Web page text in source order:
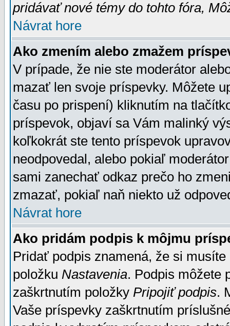
pridávať nové témy do tohto fóra,
Návrat hore
Ako zmením alebo zmažem
V prípade, že nie ste moderátor
mazať len svoje príspevky. Môžete
času po prispení) kliknutím na
príspevok, objaví sa Vám malinký
koľkokrát ste tento príspevok
neodpovedal, alebo pokiaľ
sami zanechať odkaz prečo ho
zmazať, pokiaľ naň niekto už
Návrat hore
Ako pridám podpis k môjmu
Pridať podpis znamená, že si
položku Nastavenia. Podpis môžete
zaškrtnutím položky Pripojiť podpis.
Vaše príspevky zaškrtnutím